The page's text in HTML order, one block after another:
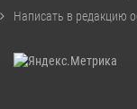
Написать в редакцию